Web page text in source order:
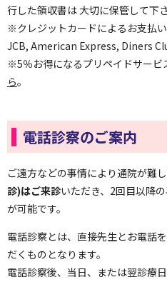
行した領収書は 大切に保管して下さ
※クレジットカードによるお支払
JCB, American Express, Diners
※5％お得になるプリペイドサービ
ら。
電話診察のご案内
ご遠方などの事情により通院が難
診)はご来診いただき、2回目以降
が可能です。
電話診察とは、直接先生とお電話
だくものとなります。
電話診察後、当日、または翌診療